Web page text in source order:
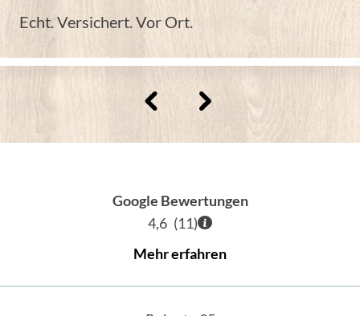
Echt. Versichert. Vor Ort.
Google Bewertungen
4,6 (11)
Mehr erfahren